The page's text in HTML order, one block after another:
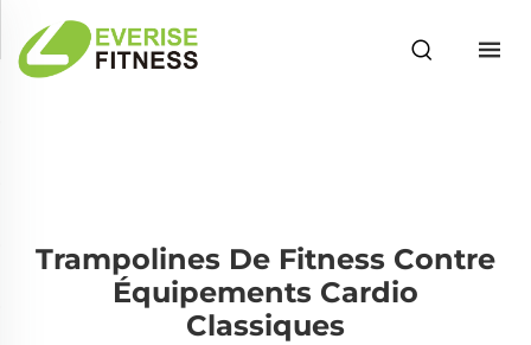
Trampolines De Fitness Contre
Équipements Cardio
Classiques